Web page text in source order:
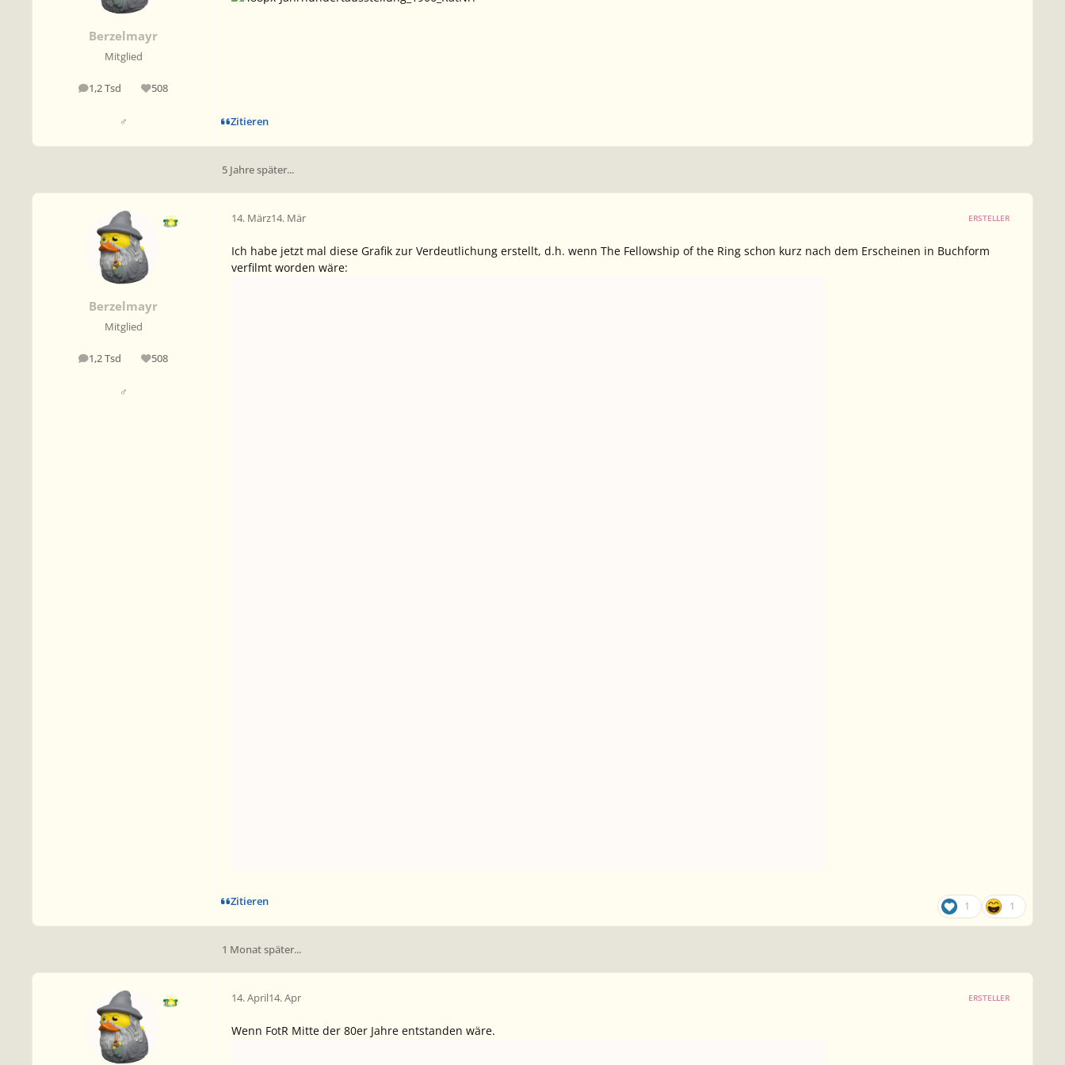
Berzelmayr
Mitglied
1,2 Tsd
Beiträge 508
Reputation
♂ Zitieren
5 Jahre später...
Berzelmayr
Mitglied
1,2 Tsd
Beiträge 508
Reputation
♂
14. März14. Mär ERSTELLER
Ich habe jetzt mal diese Grafik zur Verdeutlichung erstellt, d.h. wenn The Fellowship of the Ring schon kurz nach dem Erscheinen in Buchform
verfilmt worden wäre:
Zitieren 1 1
1 Monat später...
14. April14. Apr ERSTELLER
Wenn FotR Mitte der 80er Jahre entstanden wäre.